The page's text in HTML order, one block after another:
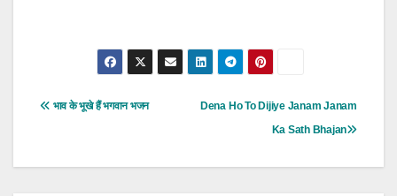
Post
Navigation
Dena Ho To Dijiye Janam Janam
Ka Sath Bhajan
भाव के भूखे हैं भगवान भजन